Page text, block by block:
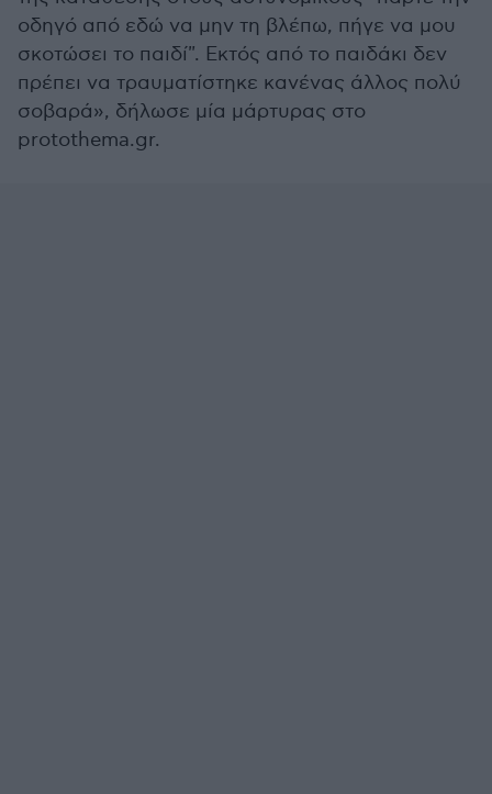
οδηγό από εδώ να μην τη βλέπω, πήγε να μου
σκοτώσει το παιδί". Εκτός από το παιδάκι δεν
πρέπει να τραυματίστηκε κανένας άλλος πολύ
σοβαρά», δήλωσε μία μάρτυρας στο
protothema.gr.